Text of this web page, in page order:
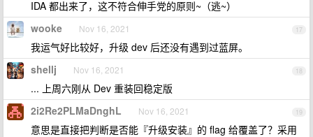
IDA 都出来了，这不符合伸手党的原则~（逃~）
17
wooke Nov 16, 2021
我运气好比较好，升级 dev 后还没有遇到过蓝屏。
18
shellj Nov 16, 2021
... 上周六刚从 Dev 重装回稳定版
19
2i2Re2PLMaDnghL Nov 16, 2021
意思是直接把判断是否能『升级安装』的 flag 给覆盖了？采用